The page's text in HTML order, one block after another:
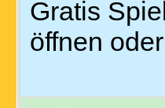
Gratis
öffnen oder